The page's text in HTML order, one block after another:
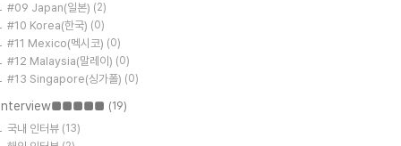
#09 Japan(일본) (2)
#10 Korea(한국) (0)
#11 Mexico(멕시코) (0)
#12 Malaysia(말레이) (0)
#13 Singapore(싱가폴) (0)
(19)
국내 인터뷰 (13)